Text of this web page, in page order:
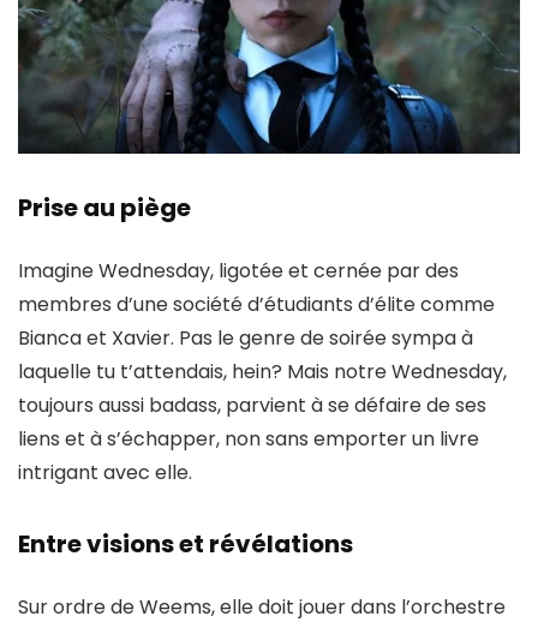
Prise au piège
Imagine Wednesday, ligotée et cernée par des
membres d’unesociété d’étudiants d’élitecomme
Bianca et Xavier. Pas le genre de soirée sympa à
laquelle tu t’attendais, hein? Mais notre Wednesday,
toujours aussi badass, parvient à se défaire de ses
liens et à s’échapper, non sans emporter un livre
intrigant avec elle.
Entre visions et révélations
Sur ordre de Weems, elle doit jouer dans l’orchestre